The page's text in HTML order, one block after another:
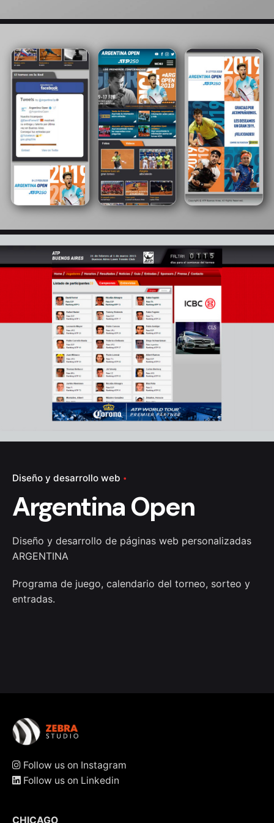
Diseño y desarrollo web
Argentina Open
Diseño y desarrollo de páginas web personalizadas
ARGENTINA
Programa de juego, calendario del torneo, sorteo y
entradas.
Follow us on Instagram
Follow us on Linkedin
CHICAGO